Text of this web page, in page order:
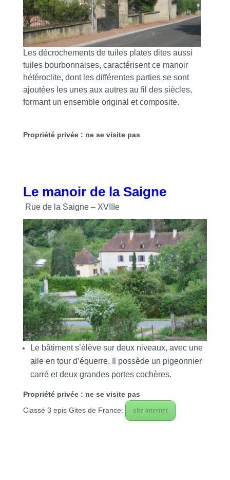
Les décrochements de tuiles plates dites aussi
tuiles bourbonnaises, caractérisent ce manoir
hétéroclite, dont les différentes parties se sont
ajoutées les unes aux autres au fil des siècles,
formant un ensemble original et composite.
Propriété privée : ne se visite pas
Le manoir de la Saigne
Rue de la Saigne – XVIIIe
Le bâtiment s’élève sur deux niveaux, avec une
aile en tour d’équerre. Il possède un pigeonnier
carré et deux grandes portes cochères.
Propriété privée : ne se visite pas
Classé 3 epis Gites de France:
site internet